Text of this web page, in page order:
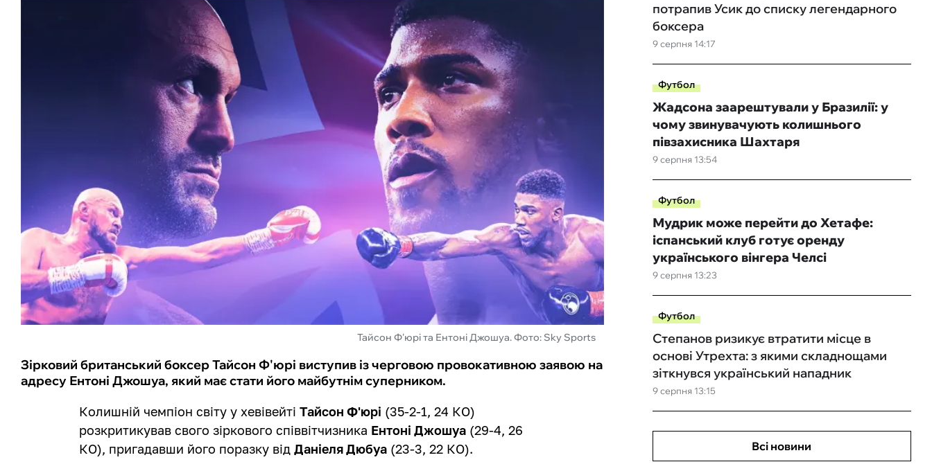
Тайсон Ф'юрі та Ентоні Джошуа. Фото: Sky Sports
Зірковий британський боксер Тайсон Ф'юрі виступив із черговою провокативною заявою на
адресу Ентоні Джошуа, який має стати його майбутнім суперником.
Колишній чемпіон світу у хевівейтіТайсон Ф'юрі (35-2-1, 24 КО)
розкритикував свого зіркового співвітчизника Ентоні Джошуа (29-4, 26
КО), пригадавши його поразку відДаніеля Дюбуа (23-3, 22 КО).
9 серпня 14:17
потрапив Усик до списку легендарного
боксера
Футбол
9 серпня 13:54
Жадсона заарештували у Бразилії: у
чому звинувачують колишнього
півзахисника Шахтаря
Футбол
9 серпня 13:23
Мудрик може перейти до Хетафе:
іспанський клуб готує оренду
українського вінгера Челсі
Футбол
9 серпня 13:15
Степанов ризикує втратити місце в
основі Утрехта: з якими складнощами
зіткнувся український нападник
Всі новини